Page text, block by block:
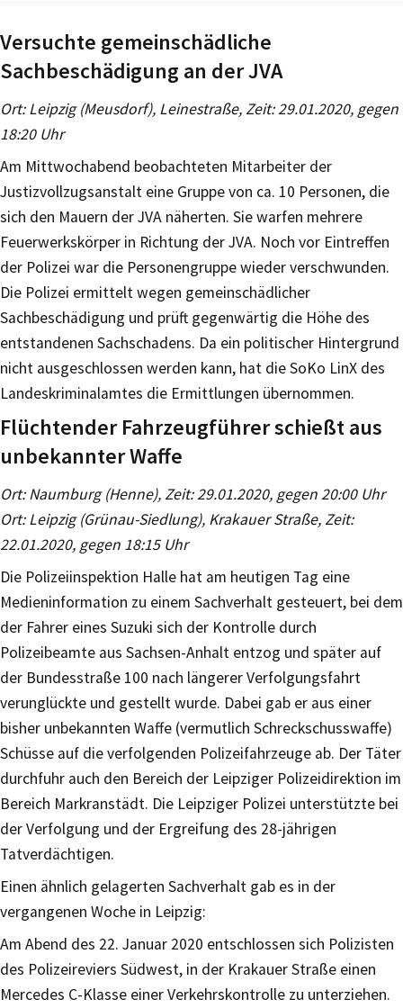
Versuchte gemeinschädliche
Sachbeschädigung an der JVA
Ort: Leipzig (Meusdorf), Leinestraße, Zeit: 29.01.2020, gegen
18:20 Uhr
Am Mittwochabend beobachteten Mitarbeiter der
Justizvollzugsanstalt eine Gruppe von ca. 10 Personen, die
sich den Mauern der JVA näherten. Sie warfen mehrere
Feuerwerkskörper in Richtung der JVA. Noch vor Eintreffen
der Polizei war die Personengruppe wieder verschwunden.
Die Polizei ermittelt wegen gemeinschädlicher
Sachbeschädigung und prüft gegenwärtig die Höhe des
entstandenen Sachschadens. Da ein politischer Hintergrund
nicht ausgeschlossen werden kann, hat die SoKo LinX des
Landeskriminalamtes die Ermittlungen übernommen.
Flüchtender Fahrzeugführer schießt aus
unbekannter Waffe
Ort: Naumburg (Henne), Zeit: 29.01.2020, gegen 20:00 Uhr
Ort: Leipzig (Grünau-Siedlung), Krakauer Straße, Zeit:
22.01.2020, gegen 18:15 Uhr
Die Polizeiinspektion Halle hat am heutigen Tag eine
Medieninformation zu einem Sachverhalt gesteuert, bei dem
der Fahrer eines Suzuki sich der Kontrolle durch
Polizeibeamte aus Sachsen-Anhalt entzog und später auf
der Bundesstraße 100 nach längerer Verfolgungsfahrt
verunglückte und gestellt wurde. Dabei gab er aus einer
bisher unbekannten Waffe (vermutlich Schreckschusswaffe)
Schüsse auf die verfolgenden Polizeifahrzeuge ab. Der Täter
durchfuhr auch den Bereich der Leipziger Polizeidirektion im
Bereich Markranstädt. Die Leipziger Polizei unterstützte bei
der Verfolgung und der Ergreifung des 28-jährigen
Tatverdächtigen.
Einen ähnlich gelagerten Sachverhalt gab es in der
vergangenen Woche in Leipzig:
Am Abend des 22. Januar 2020 entschlossen sich Polizisten
des Polizeireviers Südwest, in der Krakauer Straße einen
Mercedes C-Klasse einer Verkehrskontrolle zu unterziehen.